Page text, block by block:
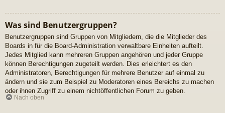
Was sind Benutzergruppen?
Benutzergruppen sind Gruppen von Mitgliedern, die die Mitglieder des
Boards in für die Board-Administration verwaltbare Einheiten aufteilt.
Jedes Mitglied kann mehreren Gruppen angehören und jeder Gruppe
können Berechtigungen zugeteilt werden. Dies erleichtert es den
Administratoren, Berechtigungen für mehrere Benutzer auf einmal zu
ändern und sie zum Beispiel zu Moderatoren eines Bereichs zu machen
oder ihnen Zugriff zu einem nichtöffentlichen Forum zu geben.
Nach oben